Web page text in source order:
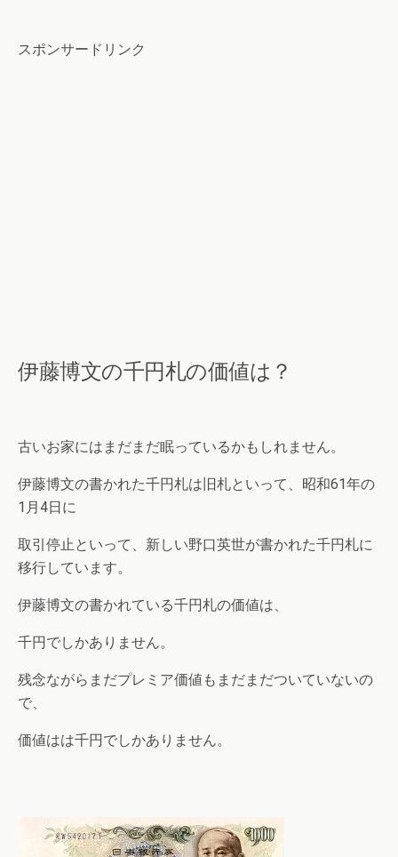
スポンサードリンク
伊藤博文の千円札の価値は？
古いお家にはまだまだ眠っているかもしれません。
伊藤博文の書かれた千円札は旧札といって、昭和61年の
1月4日に
取引停止といって、新しい野口英世が書かれた千円札に
移行しています。
伊藤博文の書かれている千円札の価値は、
千円でしかありません。
残念ながらまだプレミア価値もまだまだついていないの
で、
価値はは千円でしかありません。